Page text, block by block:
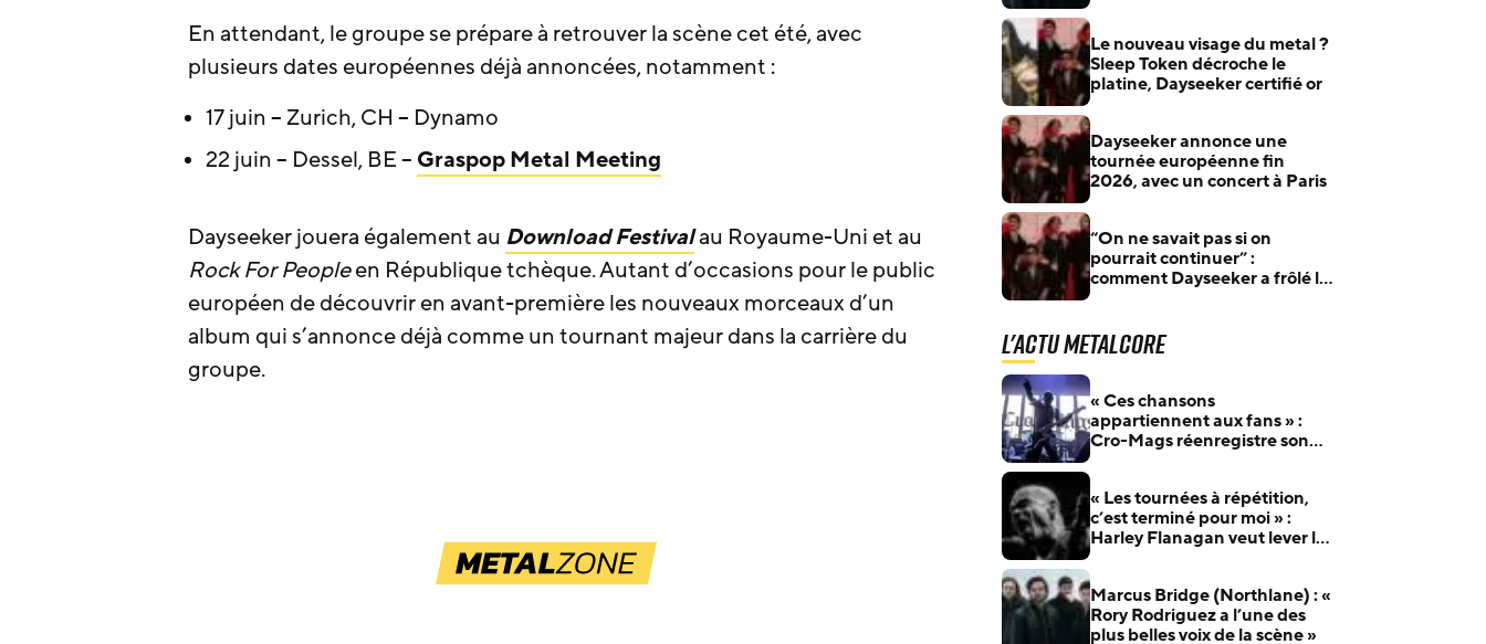
En attendant, le groupe se prépare à retrouver la scène cet été, avec
plusieurs dates européennes déjà annoncées, notamment :
17 juin – Zurich, CH – Dynamo
22 juin – Dessel, BE – Graspop Metal Meeting
Dayseeker jouera également au Download Festivalau Royaume-Uni et au
Rock For Peopleen République tchèque. Autant d’occasions pour le public
européen de découvrir en avant-première les nouveaux morceaux d’un
album qui s’annonce déjà comme un tournant majeur dans la carrière du
groupe.
Le nouveau visage du metal ?
Sleep Token décroche le
platine, Dayseeker certifié or
Dayseeker annonce une
tournée européenne fin
2026, avec un concert à Paris
“On ne savait pas si on
pourrait continuer” :
comment Dayseeker a frôlé la
L'actu Metalcore
« Ces chansons
appartiennent aux fans » :
Cro-Mags réenregistre son
« Les tournées à répétition,
c’est terminé pour moi » :
Harley Flanagan veut lever le
Marcus Bridge (Northlane) : «
Rory Rodriguez a l’une des
plus belles voix de la scène »